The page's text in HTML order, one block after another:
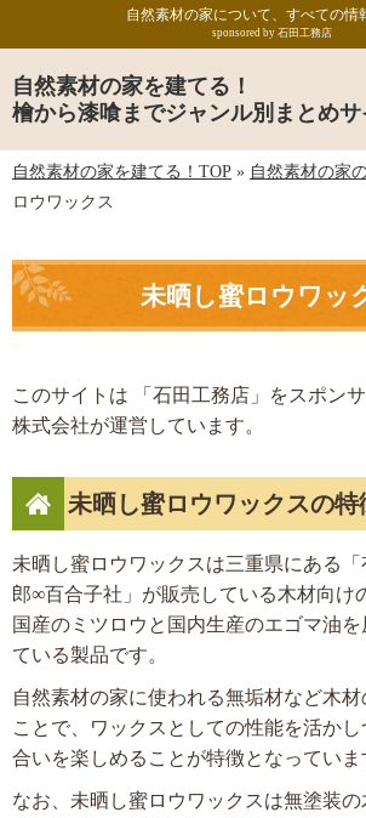
自然素材の家を建てる！
檜から漆喰までジャンル別まとめサ
自然素材の家について、すべての情
sponsored by 石田工務店
自然素材の家を建てる！TOP » 自然素材の家
ロウワックス
未晒し蜜ロウワッ
このサイトは 「石田工務店」をスポン
株式会社が運営しています。
未晒し蜜ロウワックスの特
未晒し蜜ロウワックスは三重県にある
郎∞百合子社」が販売している木材向け
国産のミツロウと国内生産のエゴマ油
ている製品です。
自然素材の家に使われる無垢材など木
ことで、ワックスとしての性能を活か
合いを楽しめることが特徴となっていま
なお、未晒し蜜ロウワックスは無塗装